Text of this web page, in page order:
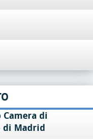
Camera di
di Madrid